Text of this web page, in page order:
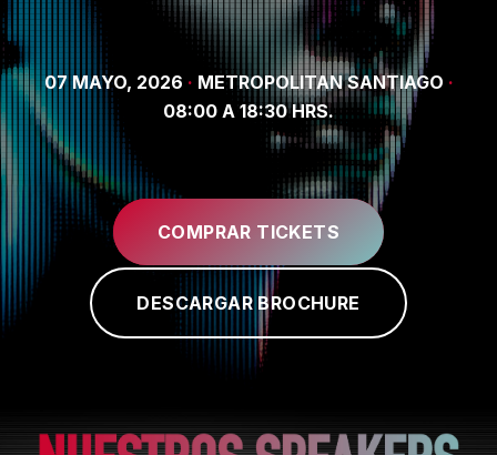
CURSOS
CONTACTO
07 MAYO, 2026 · METROPOLITAN SANTIAGO ·
08:00 A 18:30 HRS.
COMPRAR TICKETS
DESCARGAR BROCHURE